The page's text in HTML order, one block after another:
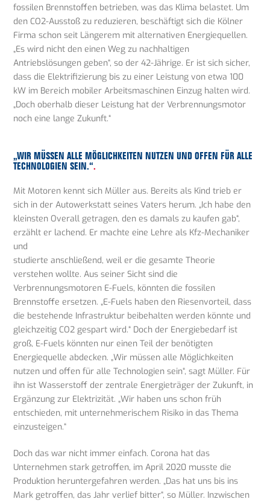
fossilen Brennstoffen betrieben, was das Klima belastet. Um
den CO2-Ausstoß zu reduzieren, beschäftigt sich die Kölner
Firma schon seit Längerem mit alternativen Energiequellen.
„Es wird nicht den einen Weg zu nachhaltigen
Antriebslösungen geben“, so der 42-Jährige. Er ist sich sicher,
dass die Elektrifizierung bis zu einer Leistung von etwa 100
kW im Bereich mobiler Arbeitsmaschinen Einzug halten wird.
„Doch oberhalb dieser Leistung hat der Verbrennungsmotor
noch eine lange Zukunft.“
„WIR MÜSSEN ALLE MÖGLICHKEITEN NUTZEN UND OFFEN FÜR ALLE
TECHNOLOGIEN SEIN.“.
Mit Motoren kennt sich Müller aus. Bereits als Kind trieb er
sich in der Autowerkstatt seines Vaters herum. „Ich habe den
kleinsten Overall getragen, den es damals zu kaufen gab“,
erzählt er lachend. Er machte eine Lehre als Kfz-Mechaniker
und
studierte anschließend, weil er die gesamte Theorie
verstehen wollte. Aus seiner Sicht sind die
Verbrennungsmotoren E-Fuels, könnten die fossilen
Brennstoffe ersetzen. „E-Fuels haben den Riesenvorteil, dass
die bestehende Infrastruktur beibehalten werden könnte und
gleichzeitig CO2 gespart wird.“ Doch der Energiebedarf ist
groß, E-Fuels könnten nur einen Teil der benötigten
Energiequelle abdecken. „Wir müssen alle Möglichkeiten
nutzen und offen für alle Technologien sein“, sagt Müller. Für
ihn ist Wasserstoff der zentrale Energieträger der Zukunft, in
Ergänzung zur Elektrizität. „Wir haben uns schon früh
entschieden, mit unternehmerischem Risiko in das Thema
einzusteigen.“
Doch das war nicht immer einfach. Corona hat das
Unternehmen stark getroffen, im April 2020 musste die
Produktion heruntergefahren werden. „Das hat uns bis ins
Mark getroffen, das Jahr verlief bitter“, so Müller. Inzwischen